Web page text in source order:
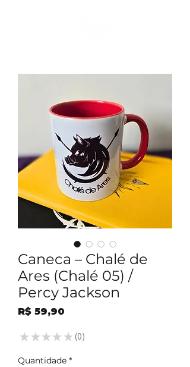
Caneca – Chalé de
Ares (Chalé 05) /
Percy Jackson
R$ 59,90
★ ★ ★ ★ ★ 0
0
Quantidade *